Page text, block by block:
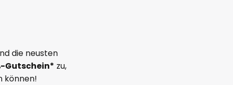
die neusten
-Gutschein* zu,
können!